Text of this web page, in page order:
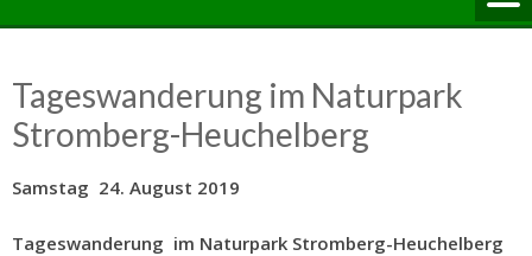
Tageswanderung im Naturpark
Stromberg-Heuchelberg
Samstag 24. August 2019
Tageswanderung im Naturpark Stromberg-Heuchelberg